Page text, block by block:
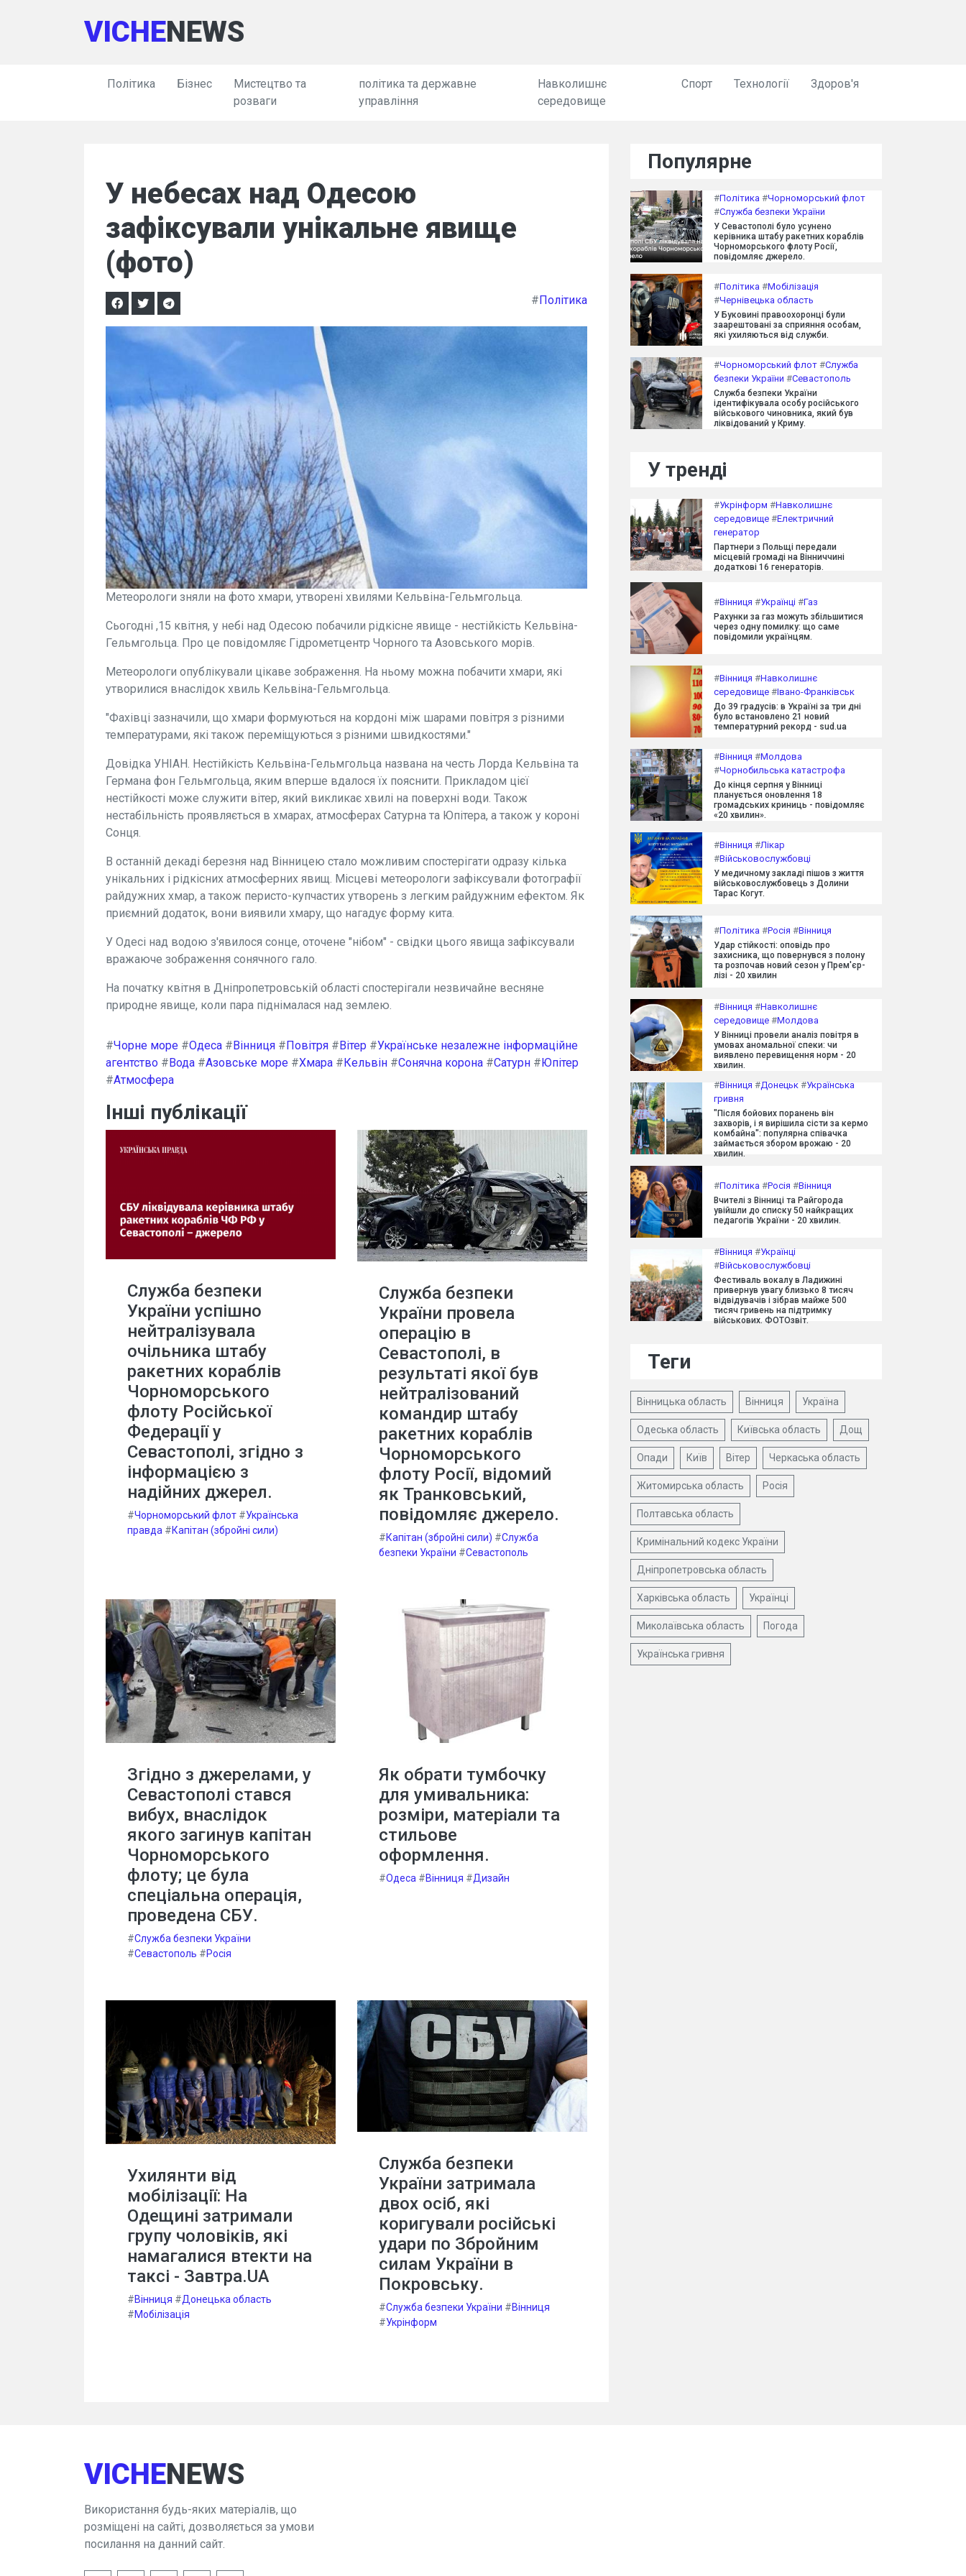
VICHENEWS
Політика Бізнес
Мистецтво та
розваги
політика та державне
управління
Навколишнє
середовище
Спорт Технології Здоров'я
У небесах над Одесою
зафіксували унікальне явище
(фото)
#Політика
Метеорологи зняли на фото хмари, утворені хвилями Кельвіна-Гельмгольца.
Сьогодні ,15 квітня, у небі над Одесою побачили рідкісне явище - нестійкість Кельвіна-
Гельмгольца. Про це повідомляє Гідрометцентр Чорного та Азовського морів.
Метеорологи опублікували цікаве зображення. На ньому можна побачити хмари, які
утворилися внаслідок хвиль Кельвіна-Гельмгольца.
"Фахівці зазначили, що хмари формуються на кордоні між шарами повітря з різними
температурами, які також переміщуються з різними швидкостями."
Довідка УНІАН. Нестійкість Кельвіна-Гельмгольца названа на честь Лорда Кельвіна та
Германа фон Гельмгольца, яким вперше вдалося їх пояснити. Прикладом цієї
нестійкості може служити вітер, який викликає хвилі на поверхні води. Також
нестабільність проявляється в хмарах, атмосферах Сатурна та Юпітера, а також у короні
Сонця.
В останній декаді березня над Вінницею стало можливим спостерігати одразу кілька
унікальних і рідкісних атмосферних явищ. Місцеві метеорологи зафіксували фотографії
райдужних хмар, а також перисто-купчастих утворень з легким райдужним ефектом. Як
приємний додаток, вони виявили хмару, що нагадує форму кита.
У Одесі над водою з'явилося сонце, оточене "нібом" - свідки цього явища зафіксували
вражаюче зображення сонячного гало.
На початку квітня в Дніпропетровській області спостерігали незвичайне весняне
природне явище, коли пара піднімалася над землею.
#Чорне море #Одеса #Вінниця #Повітря #Вітер #Українське незалежне інформаційне
агентство #Вода #Азовське море #Хмара #Кельвін #Сонячна корона #Сатурн #Юпітер
#Атмосфера
Інші публікації
Служба безпеки
України успішно
нейтралізувала
очільника штабу
ракетних кораблів
Чорноморського
флоту Російської
Федерації у
Севастополі, згідно з
інформацією з
надійних джерел.
#Чорноморський флот #Українська
правда #Капітан (збройні сили)
Служба безпеки
України провела
операцію в
Севастополі, в
результаті якої був
нейтралізований
командир штабу
ракетних кораблів
Чорноморського
флоту Росії, відомий
як Транковський,
повідомляє джерело.
#Капітан (збройні сили) #Служба
безпеки України #Севастополь
Згідно з джерелами, у
Севастополі стався
вибух, внаслідок
якого загинув капітан
Чорноморського
флоту; це була
спеціальна операція,
проведена СБУ.
#Служба безпеки України
#Севастополь #Росія
Як обрати тумбочку
для умивальника:
розміри, матеріали та
стильове
оформлення.
#Одеса #Вінниця #Дизайн
Ухилянти від
мобілізації: На
Одещині затримали
групу чоловіків, які
намагалися втекти на
таксі - Завтра.UA
#Вінниця #Донецька область
#Мобілізація
Служба безпеки
України затримала
двох осіб, які
коригували російські
удари по Збройним
силам України в
Покровську.
#Служба безпеки України #Вінниця
#Укрінформ
Популярне
#Політика #Чорноморський флот
#Служба безпеки України
У Севастополі було усунено
керівника штабу ракетних кораблів
Чорноморського флоту Росії,
повідомляє джерело.
#Політика #Мобілізація
#Чернівецька область
У Буковині правоохоронці були
заарештовані за сприяння особам,
які ухиляються від служби.
#Чорноморський флот #Служба
безпеки України #Севастополь
Служба безпеки України
ідентифікувала особу російського
військового чиновника, який був
ліквідований у Криму.
У тренді
#Укрінформ #Навколишнє
середовище #Електричний
генератор
Партнери з Польщі передали
місцевій громаді на Вінниччині
додаткові 16 генераторів.
#Вінниця #Українці #Газ
Рахунки за газ можуть збільшитися
через одну помилку: що саме
повідомили українцям.
#Вінниця #Навколишнє
середовище #Івано-Франківськ
До 39 градусів: в Україні за три дні
було встановлено 21 новий
температурний рекорд - sud.ua
#Вінниця #Молдова
#Чорнобильська катастрофа
До кінця серпня у Вінниці
планується оновлення 18
громадських криниць - повідомляє
«20 хвилин».
#Вінниця #Лікар
#Військовослужбовці
У медичному закладі пішов з життя
військовослужбовець з Долини
Тарас Когут.
#Політика #Росія #Вінниця
Удар стійкості: оповідь про
захисника, що повернувся з полону
та розпочав новий сезон у Прем'єр-
лізі - 20 хвилин
#Вінниця #Навколишнє
середовище #Молдова
У Вінниці провели аналіз повітря в
умовах аномальної спеки: чи
виявлено перевищення норм - 20
хвилин.
#Вінниця #Донецьк #Українська
гривня
"Після бойових поранень він
захворів, і я вирішила сісти за кермо
комбайна": популярна співачка
займається збором врожаю - 20
хвилин.
#Політика #Росія #Вінниця
Вчителі з Вінниці та Райгорода
увійшли до списку 50 найкращих
педагогів України - 20 хвилин.
#Вінниця #Українці
#Військовослужбовці
Фестиваль вокалу в Ладижині
привернув увагу близько 8 тисяч
відвідувачів і зібрав майже 500
тисяч гривень на підтримку
військових. ФОТОзвіт.
Теги
Вінницька область Вінниця Україна
Одеська область Київська область Дощ
Опади Київ Вітер Черкаська область
Житомирська область Росія
Полтавська область
Кримінальний кодекс України
Дніпропетровська область
Харківська область Українці
Миколаївська область Погода
Українська гривня
VICHENEWS
Використання будь-яких матеріалів, що
розміщені на сайті, дозволяється за умови
посилання на данний сайт.